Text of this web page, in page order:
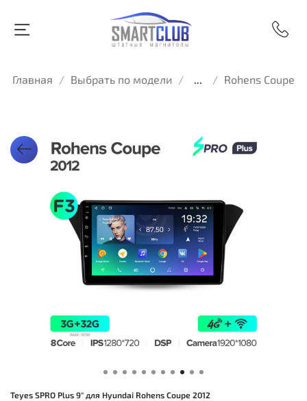
Главная Выбрать по модели ... Rohens Coupe
Teyes SPRO Plus 9" для Hyundai Rohens Coupe 2012